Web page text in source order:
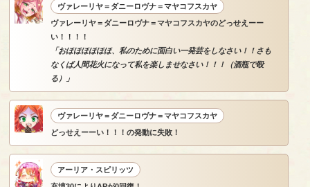
ヴァレーリヤ＝ダニーロヴナ＝マヤコフスカヤ
ヴァレーリヤ＝ダニーロヴナ＝マヤコフスカヤのどっせえーー
い！！！！
「おほほほほほほ、私のために面白い一発芸をしなさい！！さも
なくば人間花火になって私を楽しませなさい！！！（酒瓶で殴
る）」
ヴァレーリヤ＝ダニーロヴナ＝マヤコフスカヤ
どっせえーーい！！！の発動に失敗！
アーリア・スピリッツ